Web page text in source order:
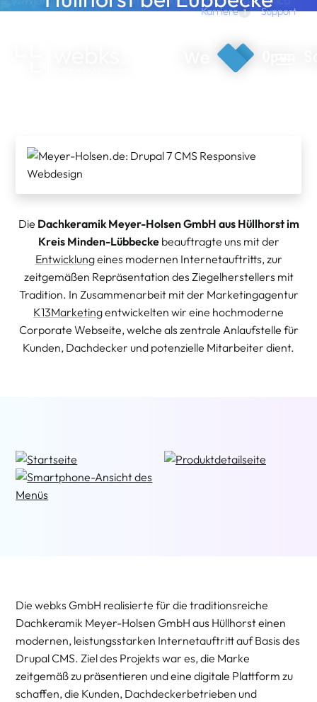
Direkt zum Inhalt Karriere 1 Support
webks: websolutions kept simple
Die Dachkeramik Meyer-Holsen GmbH aus Hüllhorst im
Kreis Minden-Lübbecke beauftragte uns mit der
Entwicklungeines modernen Internetauftritts, zur
zeitgemäßen Repräsentation des Ziegelherstellers mit
Tradition. In Zusammenarbeit mit der Marketingagentur
K13Marketingentwickelten wir eine hochmoderne
Corporate Webseite, welche als zentrale Anlaufstelle für
Kunden, Dachdecker und potenzielle Mitarbeiter dient.
Die webks GmbH realisierte für die traditionsreiche
Dachkeramik Meyer-Holsen GmbH aus Hüllhorst einen
modernen, leistungsstarken Internetauftritt auf Basis des
Drupal CMS. Ziel des Projekts war es, die Marke
zeitgemäß zu präsentieren und eine digitale Plattform zu
schaffen, die Kunden, Dachdeckerbetrieben und